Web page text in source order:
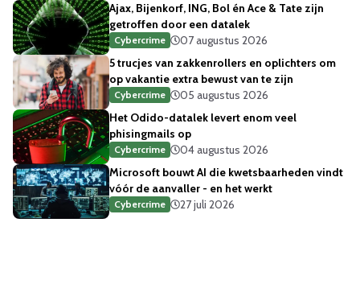
Ajax, Bijenkorf, ING, Bol én Ace & Tate zijn
getroffen door een datalek
Cybercrime
07 augustus 2026
5 trucjes van zakkenrollers en oplichters om
op vakantie extra bewust van te zijn
Cybercrime
05 augustus 2026
Het Odido-datalek levert enom veel
phisingmails op
Cybercrime
04 augustus 2026
Microsoft bouwt AI die kwetsbaarheden vindt
vóór de aanvaller - en het werkt
Cybercrime 27 juli 2026